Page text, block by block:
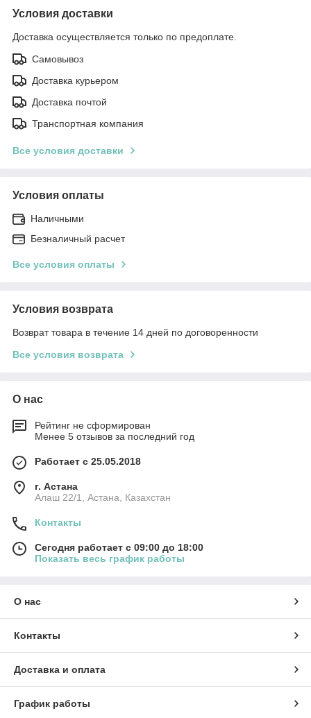
Условия доставки
Доставка осуществляется только по предоплате.
Самовывоз
Доставка курьером
Доставка почтой
Транспортная компания
Все условия доставки
Условия оплаты
Наличными
Безналичный расчет
Все условия оплаты
Условия возврата
Возврат товара в течение 14 дней по договоренности
Все условия возврата
О нас
Рейтинг не сформирован
Менее 5 отзывов за последний год
Работает с 25.05.2018
г. Астана
Алаш 22/1, Астана, Казахстан
Контакты
Сегодня работает с 09:00 до 18:00
Показать весь график работы
О нас
Контакты
Доставка и оплата
График работы